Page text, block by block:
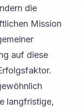
die
Mission
auf diese
langfristige,